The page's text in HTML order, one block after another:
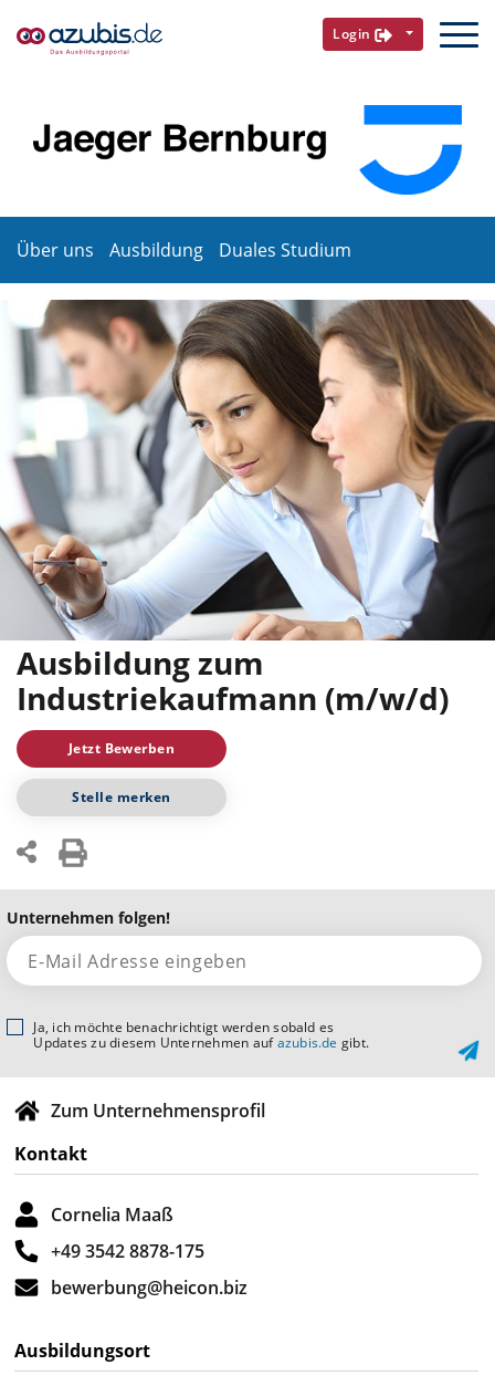
Login
Über uns Ausbildung Duales Studium
Ausbildung zum
Industriekaufmann (m/w/d)
Jetzt Bewerben
Stelle merken
Unternehmen folgen!
Ja, ich möchte benachrichtigt werden sobald es
Updates zu diesem Unternehmen aufazubis.de gibt.
Zum Unternehmensprofil
Kontakt
Cornelia Maaß
+49 3542 8878-175
bewerbung@heicon.biz
Ausbildungsort